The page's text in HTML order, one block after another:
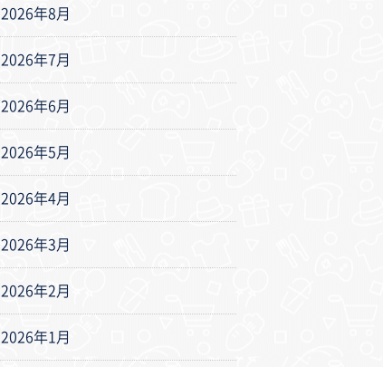
2026年8月
2026年7月
2026年6月
2026年5月
2026年4月
2026年3月
2026年2月
2026年1月